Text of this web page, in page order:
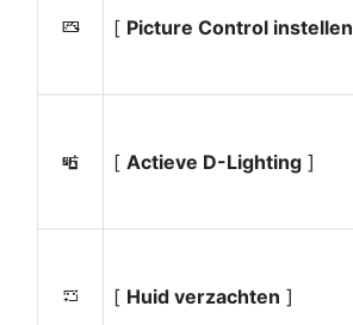
h [ Picture Control instellen
y [ Actieve D-Lighting ]
h [ Huid verzachten ]